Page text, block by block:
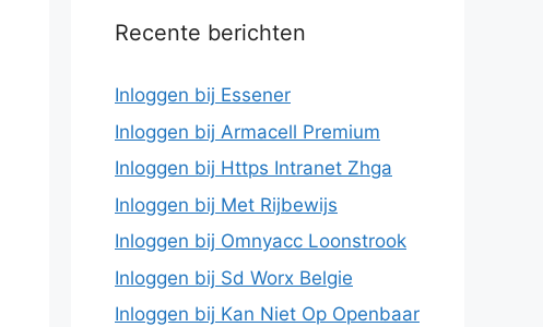
Recente berichten
Inloggen bij Essener
Inloggen bij Armacell Premium
Inloggen bij Https Intranet Zhga
Inloggen bij Met Rijbewijs
Inloggen bij Omnyacc Loonstrook
Inloggen bij Sd Worx Belgie
Inloggen bij Kan Niet Op Openbaar